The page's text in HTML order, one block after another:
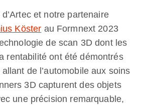
et notre partenaire
Köster au Formnext 2023
de scan 3D dont les
rentabilité ont été démontrés
de l’automobile aux soins
3D capturent des objets
une précision remarquable,